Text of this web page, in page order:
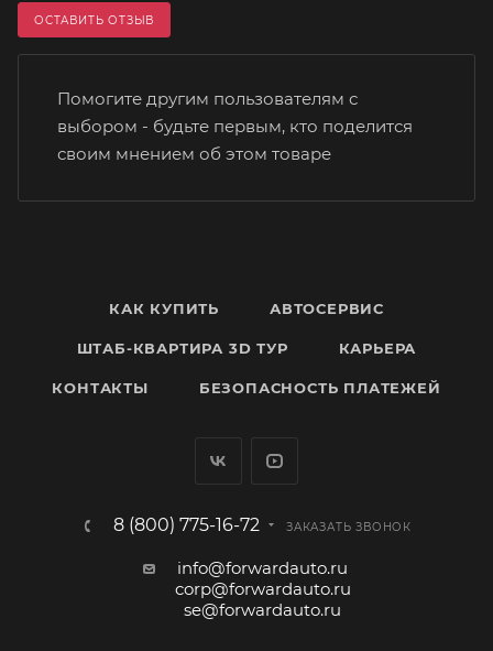
ОСТАВИТЬ ОТЗЫВ
Помогите другим пользователям с
выбором - будьте первым, кто поделится
своим мнением об этом товаре
КАК КУПИТЬ АВТОСЕРВИС
ШТАБ-КВАРТИРА 3D ТУР КАРЬЕРА
КОНТАКТЫ БЕЗОПАСНОСТЬ ПЛАТЕЖЕЙ
8 (800) 775-16-72 ЗАКАЗАТЬ ЗВОНОК
info@forwardauto.ru
corp@forwardauto.ru
se@forwardauto.ru